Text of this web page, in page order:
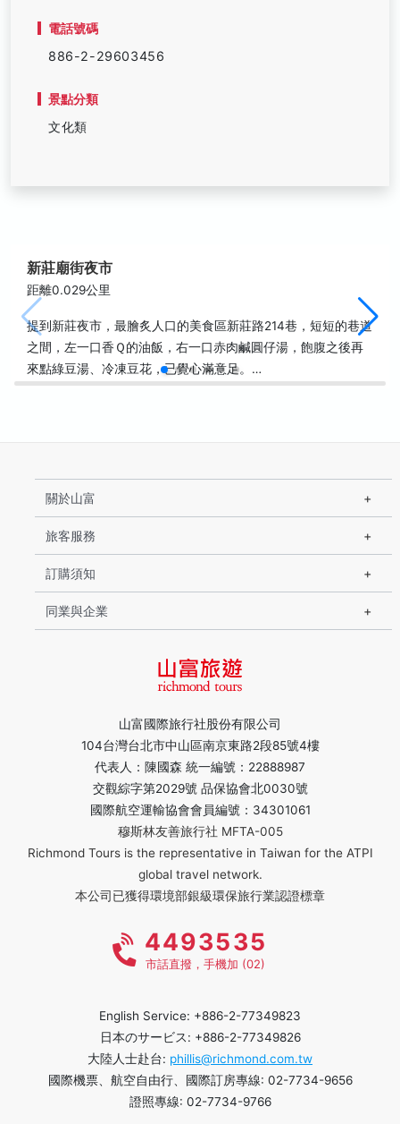
電話號碼
886-2-29603456
景點分類
文化類
新莊廟街夜市
距離0.029公里
提到新莊夜市，最膾炙人口的美食區新莊路214巷，短短的巷道
之間，左一口香Ｑ的油飯，右一口赤肉鹹圓仔湯，飽腹之後再
來點綠豆湯、冷凍豆花，已覺心滿意足。…
山富國際旅行社股份有限公司
104台灣台北市中山區南京東路2段85號4樓
代表人：陳國森 統一編號：22888987
交觀綜字第2029號 品保協會北0030號
國際航空運輸協會會員編號：34301061
穆斯林友善旅行社 MFTA-005
Richmond Tours is the representative in Taiwan for the ATPI
global travel network.
本公司已獲得環境部銀級環保旅行業認證標章
關於山富
旅客服務
訂購須知
同業與企業
4493535
市話直撥，手機加 (02)
English Service: +886-2-77349823
日本のサービス: +886-2-77349826
大陸人士赴台: phillis@richmond.com.tw
國際機票、航空自由行、國際訂房專線: 02-7734-9656
證照專線: 02-7734-9766